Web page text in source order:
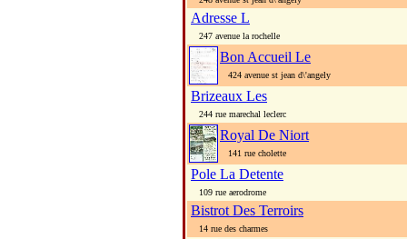
Adresse L
247 avenue la rochelle
Bon Accueil Le
424 avenue st jean d\'angely
Brizeaux Les
244 rue marechal leclerc
Royal De Niort
141 rue cholette
Pole La Detente
109 rue aerodrome
Bistrot Des Terroirs
14 rue des charmes